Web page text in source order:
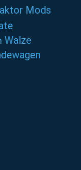
Mods
Walze